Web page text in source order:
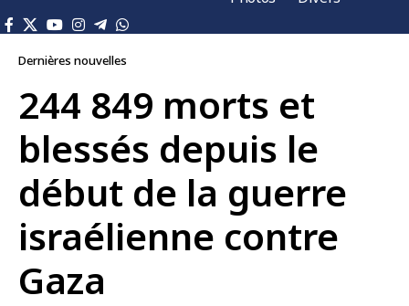
Dernières nouvelles
244 849 morts et
blessés depuis le
début de la guerre
israélienne contre
Gaza